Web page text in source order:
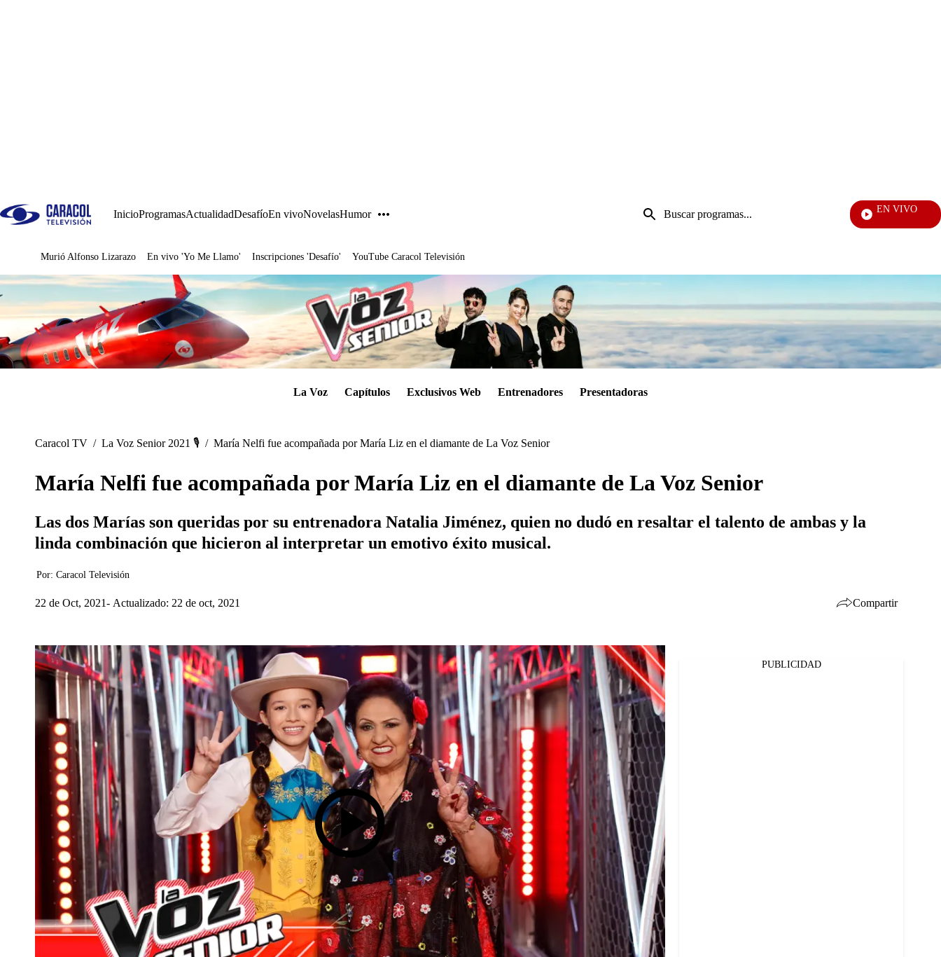
InicioProgramasActualidadDesafíoEn vivoNovelasHumor
Entrada
de
EN VIVO
EFÉ
Juegos
Murió Alfonso Lizarazo En vivo 'Yo Me Llamo' Inscripciones 'Desafío' YouTube Caracol Televisión
La Voz Capítulos Exclusivos Web Entrenadores Presentadoras
Caracol TV / La Voz Senior 2021 🎙️ / María Nelfi fue acompañada por María Liz en el diamante de La Voz Senior
María Nelfi fue acompañada por María Liz en el diamante de La Voz Senior
Las dos Marías son queridas por su entrenadora Natalia Jiménez, quien no dudó en resaltar el talento de ambas y la
linda combinación que hicieron al interpretar un emotivo éxito musical.
Por: Caracol Televisión
22 de Oct, 2021 Actualizado: 22 de oct, 2021 Compartir
Facebook
Twitter
Whatsapp
PUBLICIDAD